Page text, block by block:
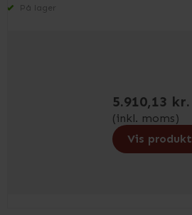
På lager
5.910,13 kr.
(inkl. moms)
Vis produkt